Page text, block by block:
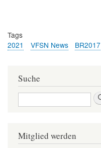
Tags
2021
VFSN News BR2017
Suche
Suche
Mitglied werden